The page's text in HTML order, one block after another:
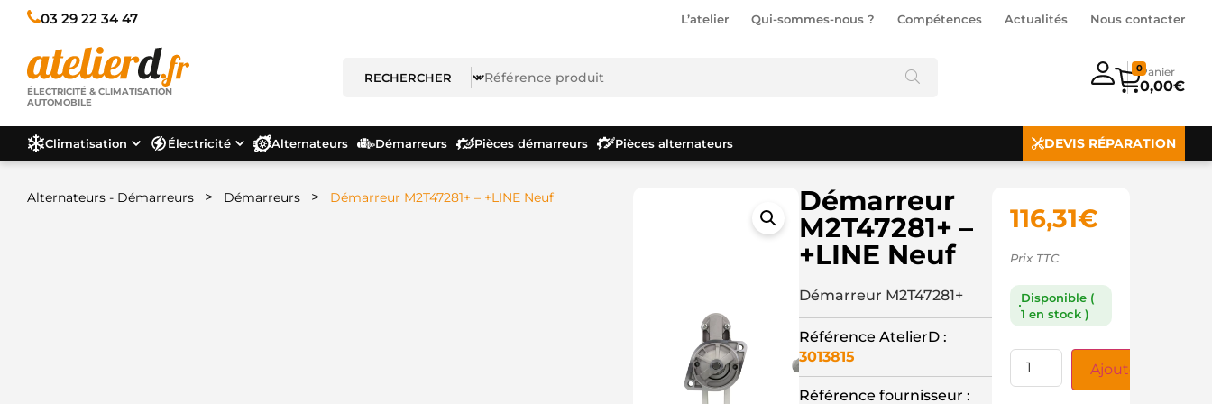
03 29 22 34 47 L’atelier Qui-sommes-nous ? Compétences Actualités Nous contacter
ÉLECTRICITÉ & CLIMATISATION
AUTOMOBILE
0,00€
0
Climatisation Électricité Alternateurs Démarreurs Pièces démarreurs Pièces alternateurs DEVIS RÉPARATION
Alternateurs - Démarreurs > Démarreurs > Démarreur M2T47281+ – +LINE Neuf
Démarreur
M2T47281+ –
+LINE Neuf
Démarreur M2T47281+
Référence AtelierD :
3013815
Référence fournisseur :
116,31€
Prix TTC
Disponible (
1 en stock )
Ajouter au